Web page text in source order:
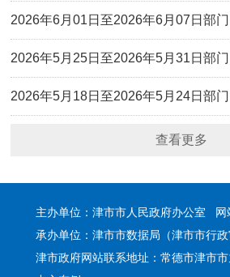
2026年6月01日至2026年6月07日部
2026年5月25日至2026年5月31日部
2026年5月18日至2026年5月24日部
查看更多
主办单位：津市市人民政府办公室 网
承办单位：津市市数据局（津市市行政
津市政府网站联系地址：常德市津市